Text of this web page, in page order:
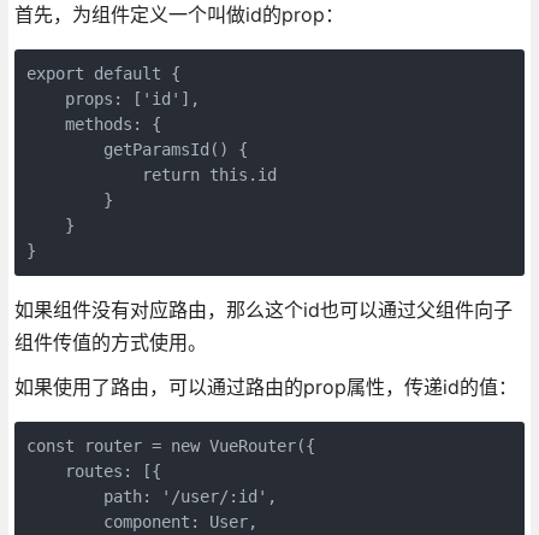
首先，为组件定义一个叫做id的prop：
export default {
    props: ['id'],
    methods: {
        getParamsId() {
            return this.id
        }
    }
如果组件没有对应路由，那么这个id也可以通过父组件向子
组件传值的方式使用。
如果使用了路由，可以通过路由的prop属性，传递id的值：
const router = new VueRouter({
    routes: [{
        path: '/user/:id',
        component: User,